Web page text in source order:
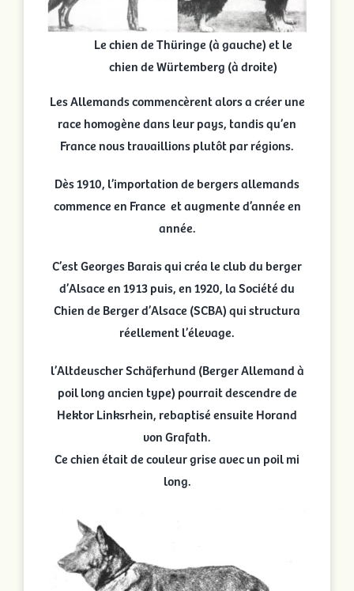
Le chien de Thüringe (à gauche) et le
chien de Würtemberg (à droite)
Les Allemands commencèrent alors a créer une
race homogène dans leur pays, tandis qu’en
France nous travaillions plutôt par régions.
Dès 1910, l’importation de bergers allemands
commence en France et augmente d’année en
année.
C’est Georges Barais qui créa le club du berger
d’Alsace en 1913 puis, en 1920, la Société du
Chien de Berger d’Alsace (SCBA) qui structura
réellement l’élevage.
l’Altdeuscher Schäferhund (Berger Allemand à
poil long ancien type) pourrait descendre de
Hektor Linksrhein, rebaptisé ensuite Horand
von Grafath.
Ce chien était de couleur grise avec un poil mi
long.